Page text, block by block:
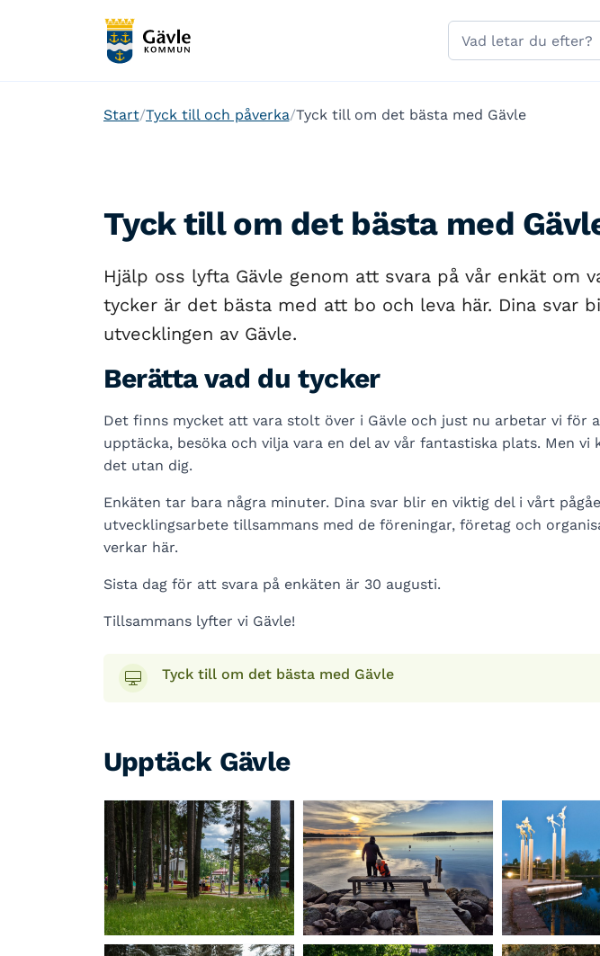
Sök
på
Start Tyck till och påverka Tyck till om det bästa med Gävle
Tyck till om det bästa med
Hjälp oss lyfta Gävle genom att svara på vår enkät om
tycker är det bästa med att bo och leva här. Dina svar
utvecklingen av Gävle.
Berätta vad du tycker
Det finns mycket att vara stolt över i Gävle och just nu arbetar vi för
upptäcka, besöka och vilja vara en del av vår fantastiska plats. Men vi
det utan dig.
Enkäten tar bara några minuter. Dina svar blir en viktig del i vårt
utvecklingsarbete tillsammans med de föreningar, företag och
verkar här.
Sista dag för att svara på enkäten är 30 augusti.
Tillsammans lyfter vi Gävle!
Tyck till om det bästa med Gävle
Upptäck Gävle